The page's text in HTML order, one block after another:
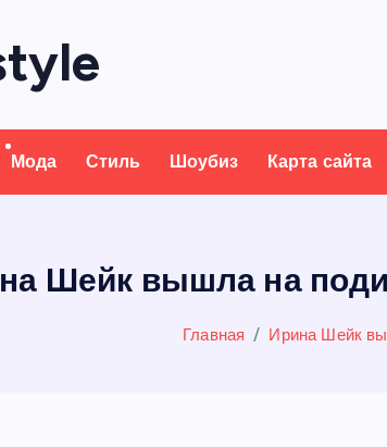
Мода Стиль Шоубиз Карта сайта
Шейк вышла на
Главная Ирина Шейк